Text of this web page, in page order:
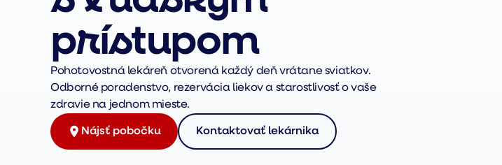
prístupom
Pohotovostná lekáreň otvorená každý deň vrátane sviatkov.
Odborné poradenstvo, rezervácia liekov a starostlivosť o vaše
zdravie na jednom mieste.
Nájsť pobočku Kontaktovať lekárnika